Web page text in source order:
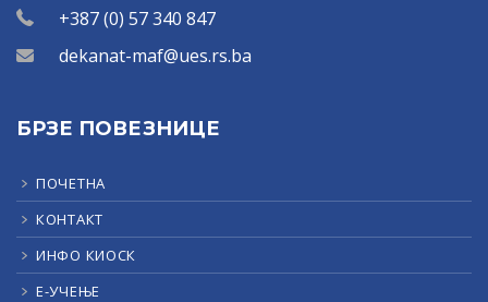
+387 (0) 57 340 847
dekanat-maf@ues.rs.ba
БРЗЕ ПОВЕЗНИЦЕ
ПОЧЕТНА
КОНТАКТ
ИНФО КИОСК
Е-УЧЕЊЕ